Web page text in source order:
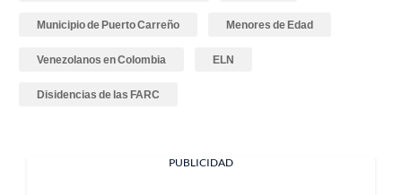
Municipio de Puerto Carreño Menores de Edad
Venezolanos en Colombia ELN
Disidencias de las FARC
PUBLICIDAD